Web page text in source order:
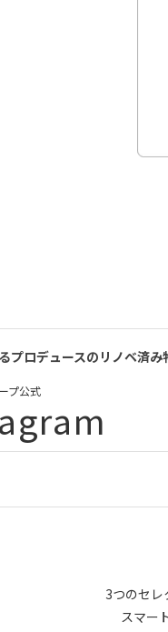
プロデュースのリノベ済み
プ公式
3つのセレ
スマー